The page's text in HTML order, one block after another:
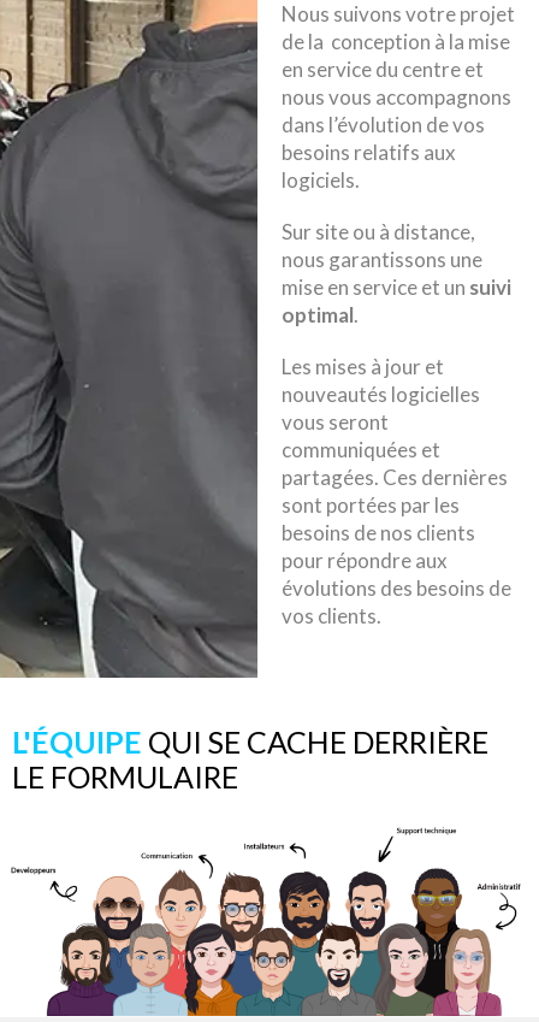
Nous suivons votre projet
de la conception à la mise
en service du centre et
nous vous accompagnons
dans l’évolution de vos
besoins relatifs aux
logiciels.
Sur site ou à distance,
nous garantissons une
mise en service et un suivi
optimal.
Les mises à jour et
nouveautés logicielles
vous seront
communiquées et
partagées. Ces dernières
sont portées par les
besoins de nos clients
pour répondre aux
évolutions des besoins de
vos clients.
L'ÉQUIPE QUI SE CACHE DERRIÈRE
LE FORMULAIRE